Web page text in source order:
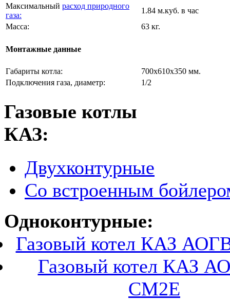
Максимальный расход природного
газа:
1.84 м.куб. в час
Масса:
63 кг.
Монтажные данные
Габариты котла:
700х610х350 мм.
Подключения газа, диаметр:
1/2
Газовые котлы
КАЗ:
Двухконтурные
Со встроенным
Одноконтурные:
Газовый котел КАЗ
Газовый котел КАЗ
СМ2Е